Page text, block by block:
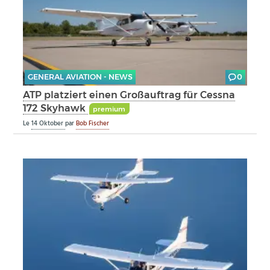
GENERAL AVIATION - NEWS 0
ATP platziert einen Großauftrag für Cessna
172 Skyhawk
premium
Le14 OktoberparBob Fischer